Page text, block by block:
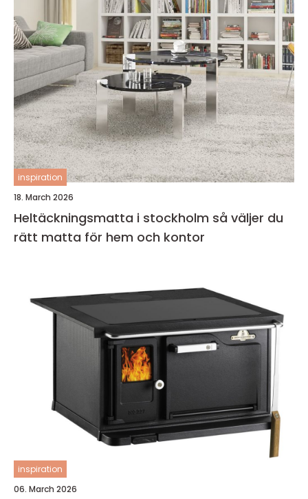
inspiration
18. March 2026
Heltäckningsmatta i stockholm så väljer du
rätt matta för hem och kontor
inspiration
06. March 2026